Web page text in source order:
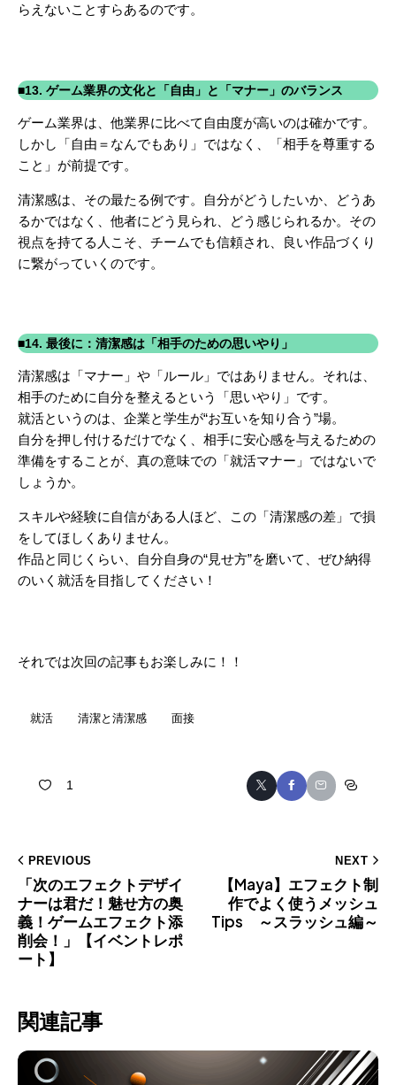
らえないことすらあるのです。
■13. ゲーム業界の文化と「自由」と「マナー」のバランス
ゲーム業界は、他業界に比べて自由度が高いのは確かです。
しかし「自由＝なんでもあり」ではなく、「相手を尊重する
こと」が前提です。
清潔感は、その最たる例です。自分がどうしたいか、どうあ
るかではなく、他者にどう見られ、どう感じられるか。その
視点を持てる人こそ、チームでも信頼され、良い作品づくり
に繋がっていくのです。
■14. 最後に：清潔感は「相手のための思いやり」
清潔感は「マナー」や「ルール」ではありません。それは、
相手のために自分を整えるという「思いやり」です。
就活というのは、企業と学生が“お互いを知り合う”場。
自分を押し付けるだけでなく、相手に安心感を与えるための
準備をすることが、真の意味での「就活マナー」ではないで
しょうか。
スキルや経験に自信がある人ほど、この「清潔感の差」で損
をしてほしくありません。
作品と同じくらい、自分自身の“見せ方”を磨いて、ぜひ納得
のいく就活を目指してください！
それでは次回の記事もお楽しみに！！
就活 清潔と清潔感 面接
1
PREVIOUS
「次のエフェクトデザイ
ナーは君だ！魅せ方の奥
義！ゲームエフェクト添
削会！」【イベントレポ
ート】
NEXT
【Maya】エフェクト制
作でよく使うメッシュ
Tips ～スラッシュ編～